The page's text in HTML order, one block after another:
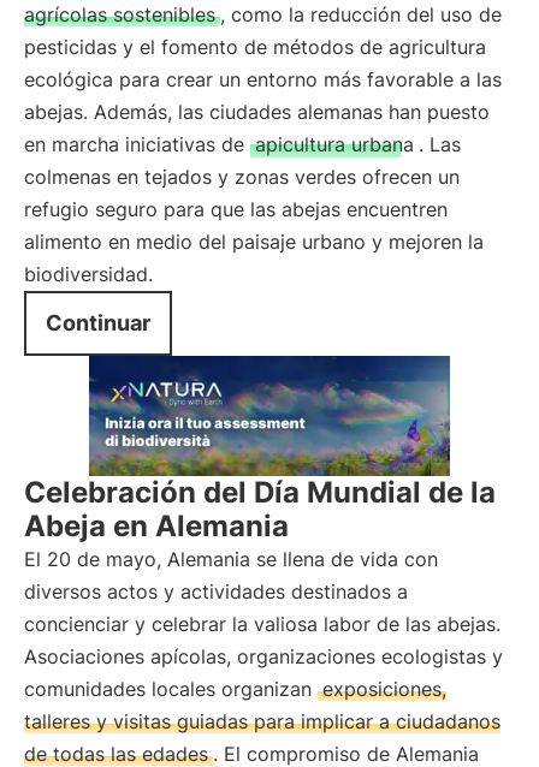
agrícolas sostenibles , como la reducción del uso de
pesticidas y el fomento de métodos de agricultura
ecológica para crear un entorno más favorable a las
abejas. Además, las ciudades alemanas han puesto
en marcha iniciativas de apicultura urbana . Las
colmenas en tejados y zonas verdes ofrecen un
refugio seguro para que las abejas encuentren
alimento en medio del paisaje urbano y mejoren la
biodiversidad.
Continuar
Celebración del Día Mundial de la
Abeja en Alemania
El 20 de mayo, Alemania se llena de vida con
diversos actos y actividades destinados a
concienciar y celebrar la valiosa labor de las abejas.
Asociaciones apícolas, organizaciones ecologistas y
comunidades locales organizan exposiciones,
talleres y visitas guiadas para implicar a ciudadanos
de todas las edades . El compromiso de Alemania